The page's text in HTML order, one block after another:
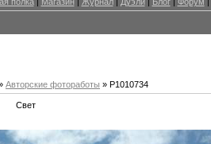
Авторские фотоработы » P1010734
Свет